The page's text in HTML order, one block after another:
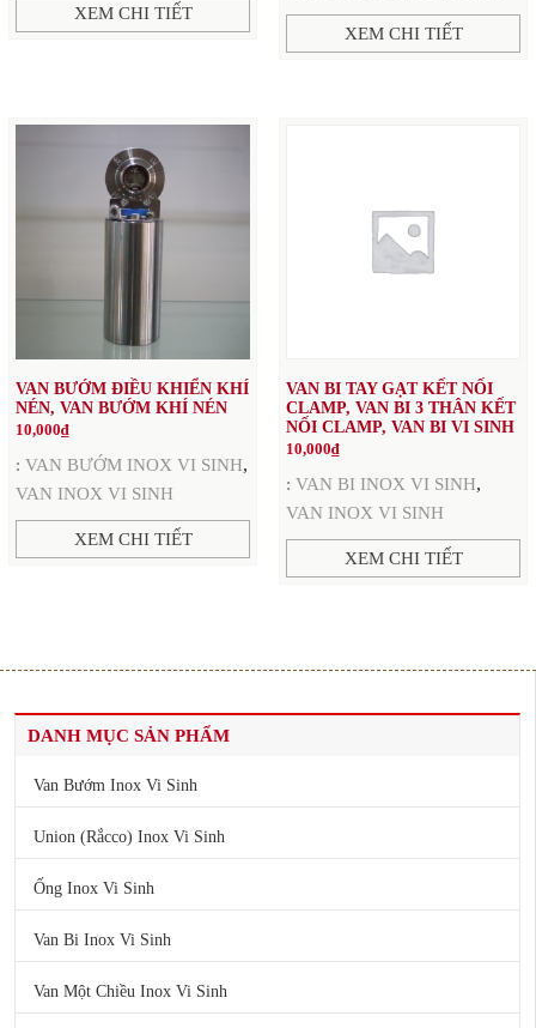
DANH MỤC SẢN PHẨM
Van Bướm Inox Vi Sinh
Union (Rắcco) Inox Vi Sinh
Ống Inox Vi Sinh
Van Bi Inox Vi Sinh
Van Một Chiều Inox Vi Sinh
XEM CHI TIẾT
XEM CHI TIẾT
VAN BƯỚM ĐIỀU KHIỂN KHÍ
NÉN, VAN BƯỚM KHÍ NÉN
10,000₫
: VAN BƯỚM INOX VI SINH,
VAN INOX VI SINH
XEM CHI TIẾT
VAN BI TAY GẠT KẾT NỐI
CLAMP, VAN BI 3 THÂN KẾT
NỐI CLAMP, VAN BI VI SINH
10,000₫
: VAN BI INOX VI SINH,
VAN INOX VI SINH
XEM CHI TIẾT